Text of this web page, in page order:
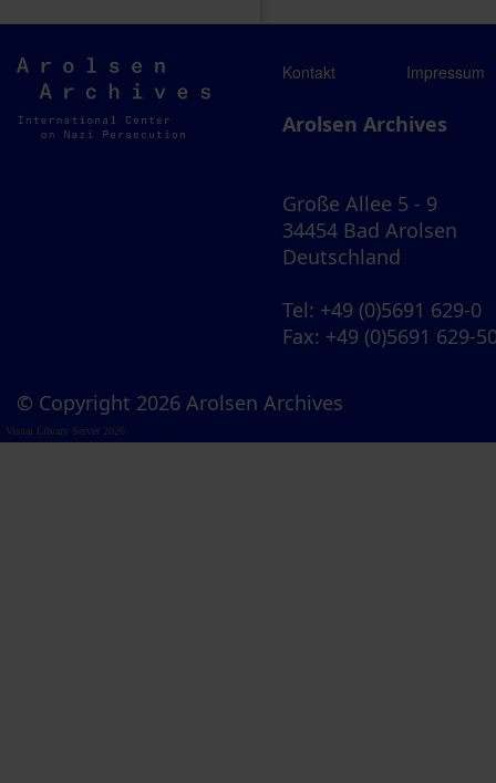
Arolsen
Archives
Kontakt Impressum
Arolsen Archives
Große Allee 5 - 9
34454 Bad Arolsen
Deutschland
Tel: +49 (0)5691 629-0
Fax: +49 (0)5691 629-
© Copyright 2026 Arolsen Archives
Visual Library Server 2026